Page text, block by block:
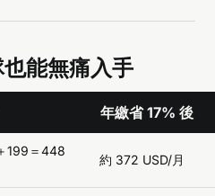
能無痛入手
年繳省 17% 後
199＝448
約 372 USD/月